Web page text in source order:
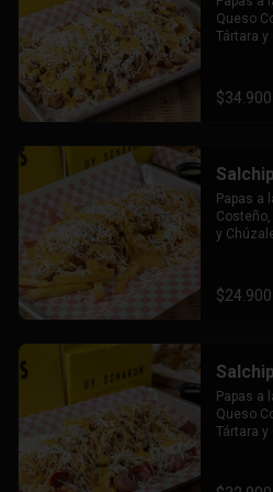
Queso
Tártara y
$34.900
Papas a
Costeño,
y
$24.900
Papas a
Queso
Tártara y